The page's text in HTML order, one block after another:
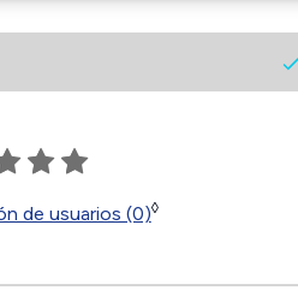
de usuarios (0)◊